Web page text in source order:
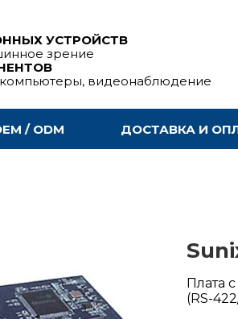
УСТРОЙСТВ
зрение
видеонаблюдение
/ ODM ДОСТАВКА И
Плата
(RS-